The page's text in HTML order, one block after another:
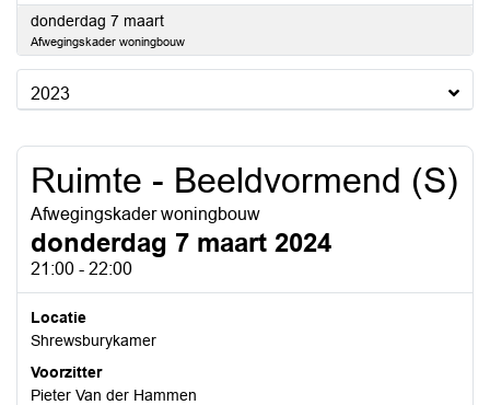
donderdag 7 maart2024
Afwegingskader woningbouw
2023
Ruimte - Beeldvormend (S)
Afwegingskader woningbouw
donderdag 7 maart 2024
21:00 - 22:00
Locatie
Shrewsburykamer
Voorzitter
Pieter Van der Hammen